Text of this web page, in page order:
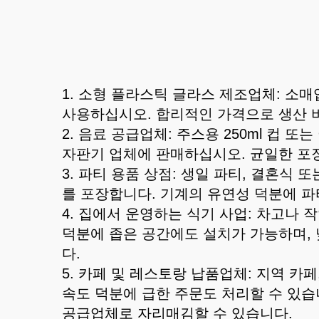
1. 소형 플라스틱 글라스 제조업체: 소
사용하십시오. 합리적인 가격으로 생산
2. 음료 공급업체: 주스용 250ml 컵 또
자판기 업체에 판매하십시오. 균일한
3. 파티 용품 상점: 생일 파티, 결혼식
를 포장합니다. 기계의 유연성 덕분에
4. 집에서 운영하는 식기 사업: 차고나
덕분에 좁은 공간에도 설치가 가능하며
다.
5. 카페 및 레스토랑 납품업체: 지역 카
속도 덕분에 급한 주문도 처리할 수 있
공급업체로 자리매김할 수 있습니다.